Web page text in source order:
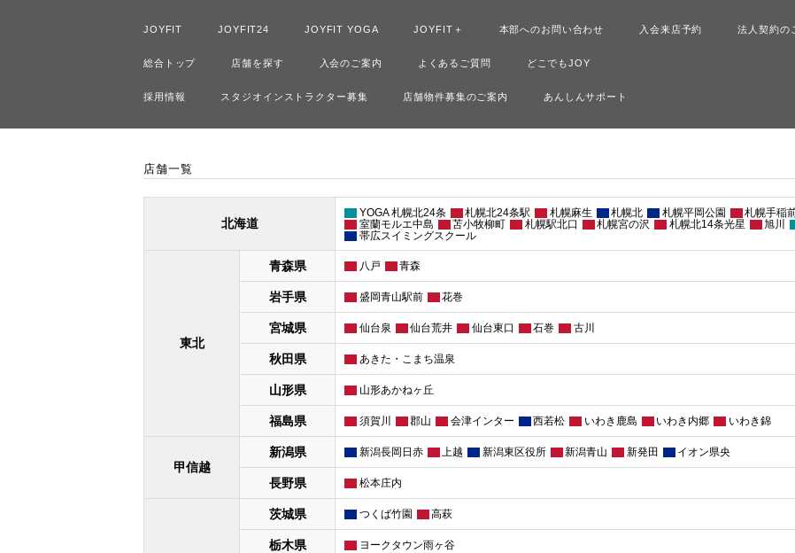
JOYFIT JOYFIT24 JOYFIT YOGA JOYFIT＋ 本部へのお問い合わせ 入会来店予約 法人契約の
総合トップ 店舗を探す 入会のご案内 よくあるご質問 どこでもJOY
採用情報 スタジオインストラクター募集 店舗物件募集のご案内 あんしんサポート
店舗一覧
北海道
YOGA 札幌北24条 札幌北24条駅 札幌麻生 札幌北 札幌平岡公園 札幌手稲
室蘭モルエ中島
苫小牧柳町 札幌駅北口 札幌宮の沢 札幌北14条光星 旭川
帯広スイミングスクール
東北
青森県 八戸 青森
岩手県 盛岡青山駅前 花巻
宮城県 仙台泉 仙台荒井 仙台東口 石巻 古川
秋田県 あきた・こまち温泉
山形県 山形あかねヶ丘
福島県 須賀川 郡山 会津インター 西若松 いわき鹿島 いわき内郷 いわき錦
甲信越
新潟県 新潟長岡日赤 上越 新潟東区役所 新潟青山 新発田 イオン県央
長野県 松本庄内
茨城県 つくば竹園 高萩
栃木県 ヨークタウン雨ヶ谷